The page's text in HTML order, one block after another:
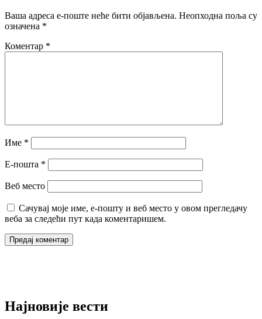
Ваша адреса е-поште неће бити објављена. Неопходна поља су
означена *
Коментар *
Име *
Е-пошта *
Веб место
Сачувај моје име, е-пошту и веб место у овом прегледачу
веба за следећи пут када коментаришем.
Најновије вести